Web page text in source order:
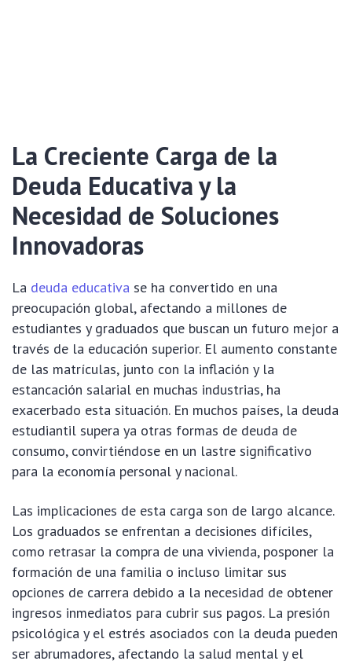
La Creciente Carga de la
Deuda Educativa y la
Necesidad de Soluciones
Innovadoras
La deuda educativa se ha convertido en una
preocupación global, afectando a millones de
estudiantes y graduados que buscan un futuro mejor a
través de la educación superior. El aumento constante
de las matrículas, junto con la inflación y la
estancación salarial en muchas industrias, ha
exacerbado esta situación. En muchos países, la deuda
estudiantil supera ya otras formas de deuda de
consumo, convirtiéndose en un lastre significativo
para la economía personal y nacional.
Las implicaciones de esta carga son de largo alcance.
Los graduados se enfrentan a decisiones difíciles,
como retrasar la compra de una vivienda, posponer la
formación de una familia o incluso limitar sus
opciones de carrera debido a la necesidad de obtener
ingresos inmediatos para cubrir sus pagos. La presión
psicológica y el estrés asociados con la deuda pueden
ser abrumadores, afectando la salud mental y el